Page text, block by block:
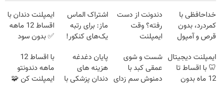
خداحافظی با
کمردرد، بدون
قرص و آمپول
دندونت از دست
رفته؟ وقت
ایمپلنت
اشتراک الماس
ماز: برای رتبه
یک‌های کنکور!
ایمپلنت دندان با
اقساط 12 ماهه
✅ بدون سود
ایمپلنت دیجیتال
🦷 با اقساط تا
12 ماه بدون
شست و شوی
عمقی کبد با
دمنوش سم زدای
پایان دغدغه
هزینه های
دندان پزشکی با
با اقساط 12
ماهه دندونتو
ایمپلنت کن 🧩